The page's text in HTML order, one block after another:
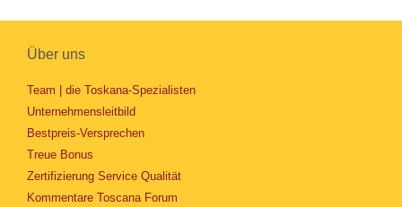
Über uns
Team | die Toskana-Spezialisten
Unternehmensleitbild
Bestpreis-Versprechen
Treue Bonus
Zertifizierung Service Qualität
Kommentare Toscana Forum